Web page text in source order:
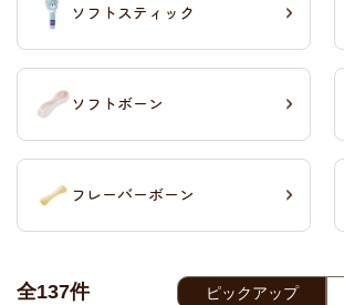
ソフトスティック
ソフトボーン
フレーバーボーン
全137件 ピックアップ